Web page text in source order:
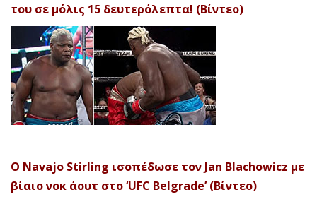
του σε μόλις 15 δευτερόλεπτα! (Βίντεο)
Ο Navajo Stirling ισοπέδωσε τον Jan Blachowicz με
βίαιο νοκ άουτ στο ‘UFC Belgrade’ (Βίντεο)